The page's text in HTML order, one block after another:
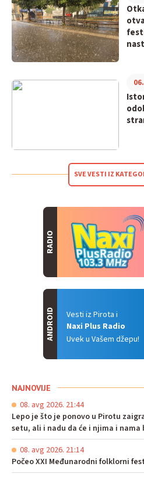
SVE VESTI IZ
RADIO
Vesti iz Pirota i
Naxi Plus Radio
Uvek u Vašem džepu!
ANDROID
NAJNOVIJE
08. avg 2026. 21:44
Lepo je što je ponovo u Pirotu
setu, ali i nadu da će i njima i
08. avg 2026. 21:14
Počeo XXI Međunarodni folklorni